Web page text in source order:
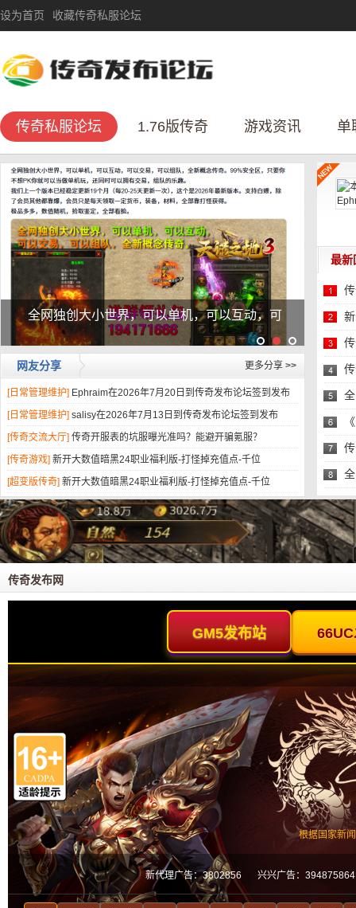
设为首页 收藏传奇私服论坛
传奇私服论坛 1.76版传奇 游戏资讯 单
全网独创大小世界，可以单机，可以互动，可
网友分享 更多分享 >>
[日常管理维护] Ephraim在2026年7月20日到传奇发布论坛签到发布
[日常管理维护] salisy在2026年7月13日到传奇发布论坛签到发布
[传奇交流大厅] 传奇开服表的坑服曝光准吗？能避开骗氪服？
[传奇游戏] 新开大数值暗黑24职业福利版-打怪掉充值点-千位
[超变版传奇] 新开大数值暗黑24职业福利版-打怪掉充值点-千位
最新
传奇发布网